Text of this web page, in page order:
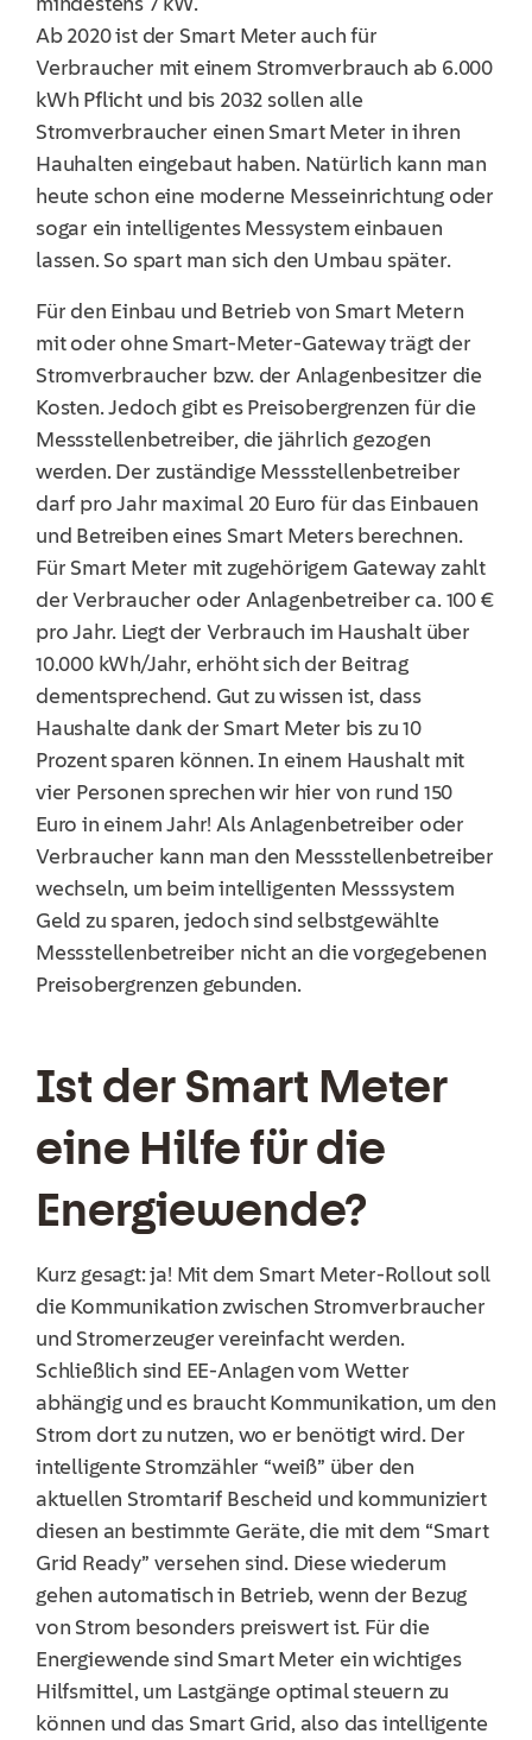
Ab 2020 ist der Smart Meter auch für
Verbraucher mit einem Stromverbrauch ab 6.000
kWh Pflicht und bis 2032 sollen alle
Stromverbraucher einen Smart Meter in ihren
Hauhalten eingebaut haben. Natürlich kann man
heute schon eine moderne Messeinrichtung oder
sogar ein intelligentes Messystem einbauen
lassen. So spart man sich den Umbau später.
Für den Einbau und Betrieb von Smart Metern
mit oder ohne Smart-Meter-Gateway trägt der
Stromverbraucher bzw. der Anlagenbesitzer die
Kosten. Jedoch gibt es Preisobergrenzen für die
Messstellenbetreiber, die jährlich gezogen
werden. Der zuständige Messstellenbetreiber
darf pro Jahr maximal 20 Euro für das Einbauen
und Betreiben eines Smart Meters berechnen.
Für Smart Meter mit zugehörigem Gateway zahlt
der Verbraucher oder Anlagenbetreiber ca. 100 €
pro Jahr. Liegt der Verbrauch im Haushalt über
10.000 kWh/Jahr, erhöht sich der Beitrag
dementsprechend. Gut zu wissen ist, dass
Haushalte dank der Smart Meter bis zu 10
Prozent sparen können. In einem Haushalt mit
vier Personen sprechen wir hier von rund 150
Euro in einem Jahr! Als Anlagenbetreiber oder
Verbraucher kann man den Messstellenbetreiber
wechseln, um beim intelligenten Messsystem
Geld zu sparen, jedoch sind selbstgewählte
Messstellenbetreiber nicht an die vorgegebenen
Preisobergrenzen gebunden.
Ist der Smart Meter
eine Hilfe für die
Energiewende?
Kurz gesagt: ja! Mit dem Smart Meter-Rollout soll
die Kommunikation zwischen Stromverbraucher
und Stromerzeuger vereinfacht werden.
Schließlich sind EE-Anlagen vom Wetter
abhängig und es braucht Kommunikation, um den
Strom dort zu nutzen, wo er benötigt wird. Der
intelligente Stromzähler “weiß” über den
aktuellen Stromtarif Bescheid und kommuniziert
diesen an bestimmte Geräte, die mit dem “Smart
Grid Ready” versehen sind. Diese wiederum
gehen automatisch in Betrieb, wenn der Bezug
von Strom besonders preiswert ist. Für die
Energiewende sind Smart Meter ein wichtiges
Hilfsmittel, um Lastgänge optimal steuern zu
können und das Smart Grid, also das intelligente